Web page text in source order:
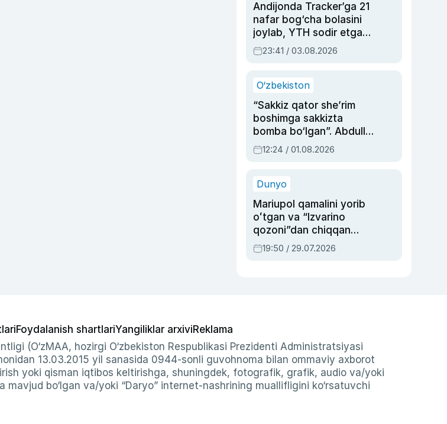
Andijonda Tracker’ga 21
nafar bog‘cha bolasini
joylab, YTH sodir etgan
ayolga sud hukmi o‘qildi
23:41 / 03.08.2026
O‘zbekiston
“Sakkiz qator she’rim
boshimga sakkizta
bomba bo‘lgan”. Abdulla
Oripovni siyosiy
ayblovlardan asrab
12:24 / 01.08.2026
Dunyo
Mariupol qamalini yorib
oʻtgan va “Izvarino
qozoni”dan chiqqan
qahramon — Ukraina
armiyasi bosh
19:50 / 29.07.2026
Foydalanish shartlariYangiliklar arxiviReklama
(O‘zMAA, hozirgi O‘zbekiston Respublikasi Prezidenti Administratsiyasi
13.03.2015 yil sanasida 0944-sonli guvohnoma bilan ommaviy axborot
yoki qisman iqtibos keltirishga, shuningdek, fotografik, grafik, audio va/yoki
bo‘lgan va/yoki “Daryo” internet-nashrining muallifligini ko‘rsatuvchi